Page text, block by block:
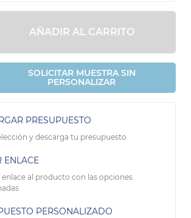
AÑADIR AL CARRITO
SOLICITAR MUESTRA SIN
PERSONALIZAR
PRESUPUESTO
y descarga tu presupuesto
ENLACE
enlace al producto con las opciones
PERSONALIZADO